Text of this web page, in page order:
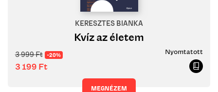
KERESZTES BIANKA
Kvíz az életem
3 999Ft -20%
3 199 Ft
Nyomtatott
MEGNÉZEM